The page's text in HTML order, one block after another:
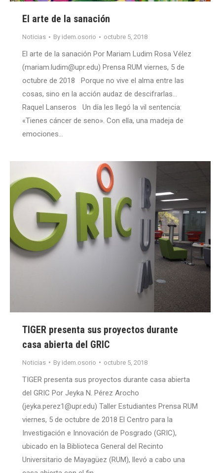
El arte de la sanación
Noticias By idem.osorio octubre 5, 2018
El arte de la sanación Por Mariam Ludim Rosa Vélez
(mariam.ludim@upr.edu) Prensa RUM viernes, 5 de
octubre de 2018 Porque no vive el alma entre las
cosas, sino en la acción audaz de descifrarlas…
Raquel Lanseros Un día les llegó la vil sentencia:
«Tienes cáncer de seno». Con ella, una madeja de
emociones…
TIGER presenta sus proyectos durante
casa abierta del GRIC
Noticias By idem.osorio octubre 5, 2018
TIGER presenta sus proyectos durante casa abierta
del GRIC Por Jeyka N. Pérez Arocho
(jeyka.perez1@upr.edu) Taller Estudiantes Prensa RUM
viernes, 5 de octubre de 2018 El Centro para la
Investigación e Innovación de Posgrado (GRIC),
ubicado en la Biblioteca General del Recinto
Universitario de Mayagüez (RUM), llevó a cabo una